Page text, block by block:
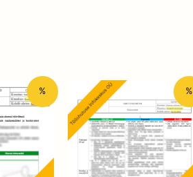
%
€.
%
Algne
hind
oli:
49,00 €.
Praegune
hind
on:
29,40 €.